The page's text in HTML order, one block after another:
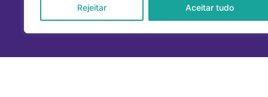
Rejeitar Aceitar tudo
Pessoas são nosso território